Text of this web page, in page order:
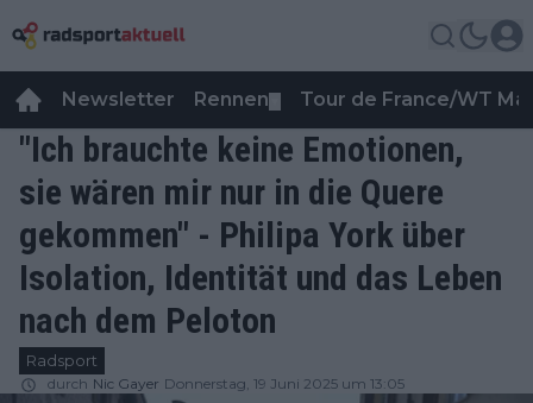
Newsletter Rennen Tour de France/WT
"Ich brauchte keine Emotionen,
sie wären mir nur in die Quere
gekommen" - Philipa York über
Isolation, Identität und das Leben
nach dem Peloton
Radsport
durch Nic Gayer Donnerstag, 19 Juni 2025 um 13:05